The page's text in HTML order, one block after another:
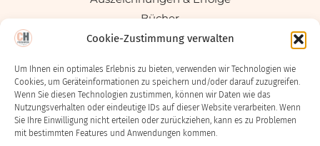
Cookie-Zustimmung verwalten
Um Ihnen ein optimales Erlebnis zu bieten, verwenden wir Technologien wie
Cookies, um Geräteinformationen zu speichern und/oder darauf zuzugreifen.
Wenn Sie diesen Technologien zustimmen, können wir Daten wie das
Nutzungsverhalten oder eindeutige IDs auf dieser Website verarbeiten. Wenn
Sie Ihre Einwilligung nicht erteilen oder zurückziehen, kann es zu Problemen
mit bestimmten Features und Anwendungen kommen.
Bücher
Social Media
Rechtliches
Impressum